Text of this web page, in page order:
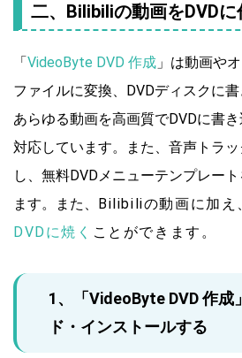
二、Bilibiliの動画をDVDに
「VideoByte DVD 作成 」は動画や
ファイルに変換、DVDディスクに書
あらゆる動画を高画質でDVDに書
対応しています。また、音声トラ
し、無料DVDメニューテンプレー
ます。また、 Bilibiliの動画に加え
DVDに焼く ことができます。
1、「VideoByte DVD 作成
ド・インストールする